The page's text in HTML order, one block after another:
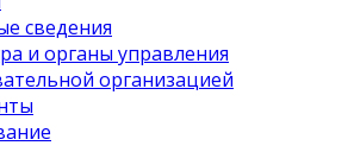
сведения
и органы управления
организацией